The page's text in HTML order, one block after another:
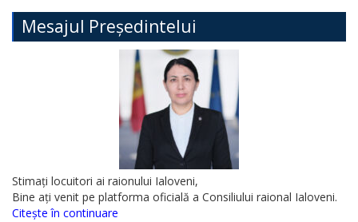
Mesajul Președintelui
Stimați locuitori ai raionului Ialoveni,
Bine ați venit pe platforma oficială a Consiliului raional Ialoveni.
Citește în continuare